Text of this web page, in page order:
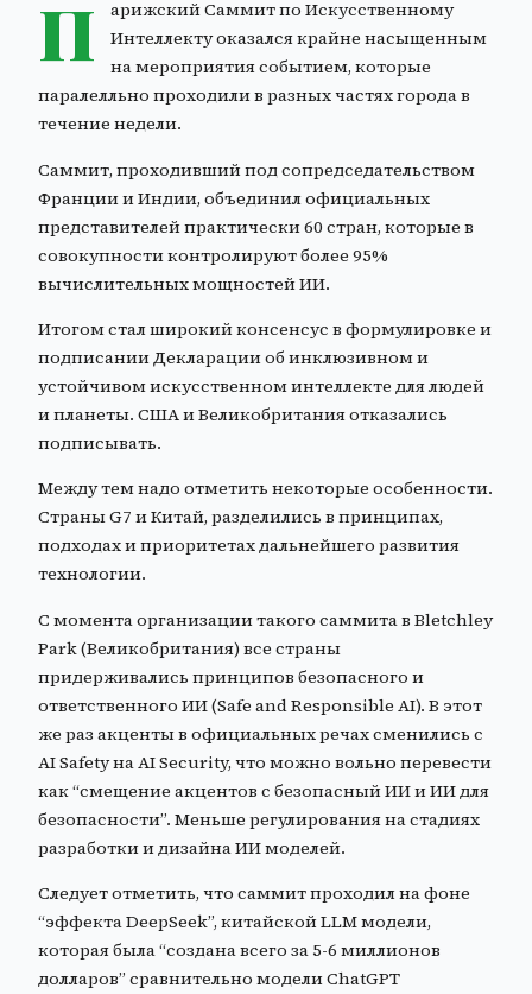
П
арижский Саммит по Искусственному
Интеллекту оказался крайне насыщенным
на мероприятия событием, которые
паралелльно проходили в разных частях города в
течение недели.
Саммит, проходивший под сопредседательством
Франции и Индии, объединил официальных
представителей практически 60 стран, которые в
совокупности контролируют более 95%
вычислительных мощностей ИИ.
Итогом стал широкий консенсус в формулировке и
подписании Декларации об инклюзивном и
устойчивом искусственноминтеллекте для людей
и планеты. США и Великобритания отказались
подписывать.
Между тем надо отметить некоторые особенности.
Страны G7 и Китай, разделились в принципах,
подходах и приоритетах дальнейшего развития
технологии.
С момента организации такого саммита в Bletchley
Park (Великобритания) все страны
придерживались принципов безопасного и
ответственного ИИ (Safe and Responsible AI). В этот
же раз акценты в официальных речах сменились с
AI Safety на AI Security, что можно вольно перевести
как “смещение акцентов с безопасный ИИ и ИИ для
безопасности”. Меньше регулирования на стадиях
разработки и дизайна ИИ моделей.
Следует отметить, что саммит проходил на фоне
“эффекта DeepSeek”, китайской LLM модели,
которая была “создана всего за 5-6 миллионов
долларов” сравнительно модели ChatGPT